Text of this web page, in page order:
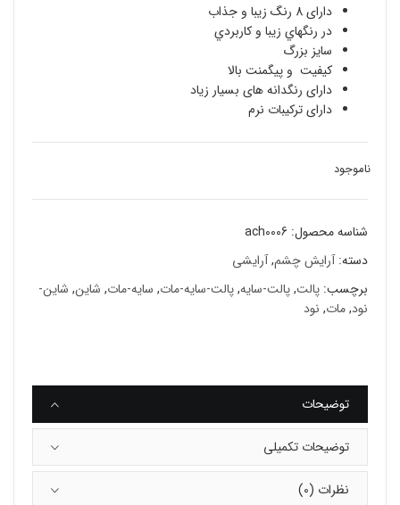
دارای 8 رنگ زیبا و جذاب
در رنگهاي زيبا و كاربردي
سايز بزرگ
کیفیت و پیگمنت بالا
دارای رنگدانه های بسیار زیاد
دارای ترکیبات نرم
ناموجود
شناسه محصول: ach0006
دسته:آرایش چشم,آرایشی
برچسب: پالت,پالت-سايه,پالت-سايه-مات, سايه-مات, شاين, شاين-
نود,مات, نود
توضیحات
توضیحات تکمیلی
نظرات (0)